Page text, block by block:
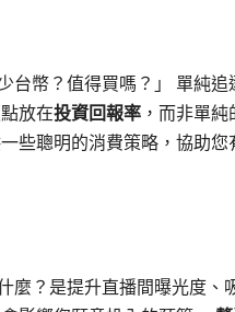
台幣？值得買嗎？」 單純追
放在投資回報率 ，而非單
些聰明的消費策略，協助您
？是提升直播間曝光度、